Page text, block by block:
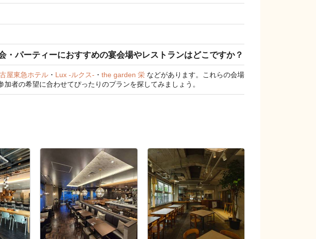
パーティーにおすすめの宴会場やレストランはどこですか？
屋東急ホテル ・ Lux -ルクス- ・ the garden 栄 などがあります。これらの会場
者の希望に合わせてぴったりのプランを探してみましょう。